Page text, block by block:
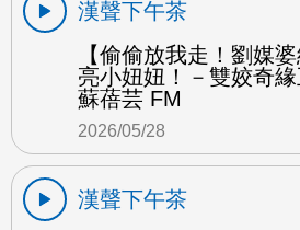
漢聲下午茶
【偷偷放我走！劉媒
亮小妞妞！－雙姣奇
蘇蓓芸 FM
2026/05/28
漢聲下午茶